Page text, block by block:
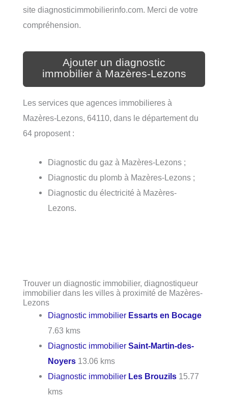
site diagnosticimmobilierinfo.com. Merci de votre
compréhension.
Ajouter un diagnostic
immobilier à Mazères-Lezons
Les services que agences immobilieres à
Mazères-Lezons, 64110, dans le département du
64 proposent :
Diagnostic du gaz à Mazères-Lezons ;
Diagnostic du plomb à Mazères-Lezons ;
Diagnostic du électricité à Mazères-
Lezons.
Trouver un diagnostic immobilier, diagnostiqueur
immobilier dans les villes à proximité de Mazères-
Lezons
Diagnostic immobilier Essarts en Bocage
7.63 kms
Diagnostic immobilierSaint-Martin-des-
Noyers 13.06 kms
Diagnostic immobilier Les Brouzils 15.77
kms